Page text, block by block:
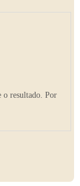
o resultado. Por